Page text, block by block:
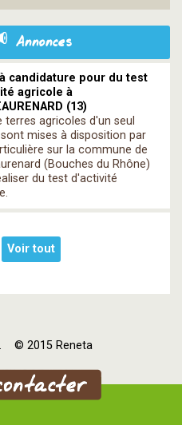
Annonces
candidature pour du test
agricole à
(13)
terres agricoles d'un seul
mises à disposition par
sur la commune de
(Bouches du Rhône)
du test d'activité
Voir tout
2015 Reneta